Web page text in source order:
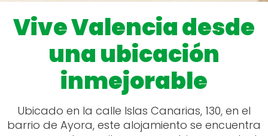
Ubicado en la calle Islas Canarias, 130, en el
barrio de Ayora, este alojamiento se encuentra
en una zona tranquila pero muy bien conectada.
A pocos minutos a pie encontrarás restaurantes
locales, tiendas, parques y supermercados, y si
quieres moverte por la ciudad, dispones de
buenas conexiones de metro y bus que te
acercarán al centro, la playa o los principales
puntos de interés turístico.